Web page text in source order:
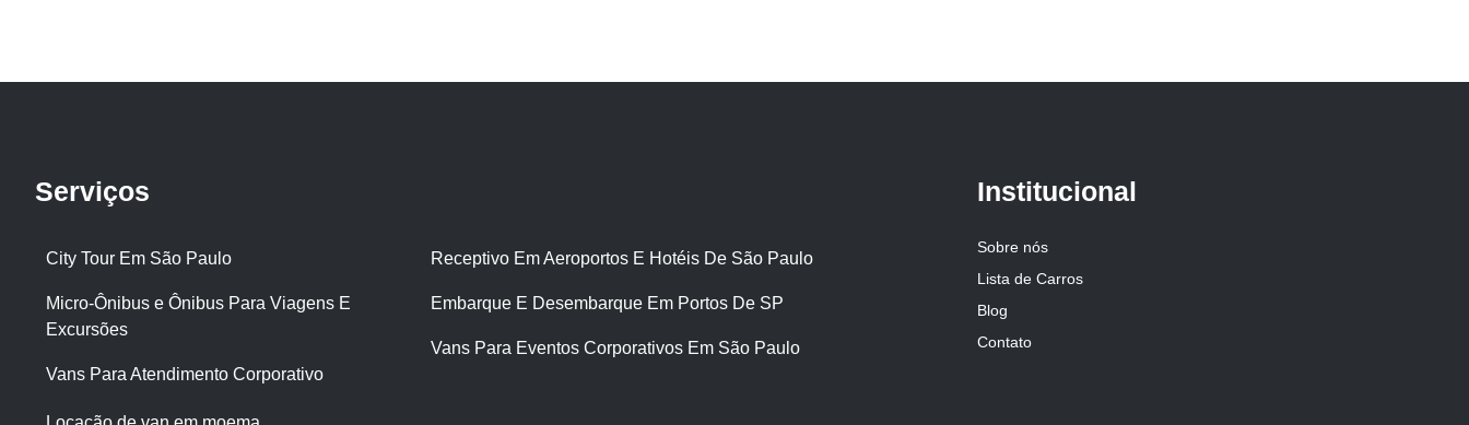
Serviços
City Tour Em São Paulo
Micro-Ônibus e Ônibus Para Viagens E
Excursões
Vans Para Atendimento Corporativo
Receptivo Em Aeroportos E Hotéis De São Paulo
Embarque E Desembarque Em Portos De SP
Vans Para Eventos Corporativos Em São Paulo
Institucional
Sobre nós
Lista de Carros
Blog
Contato